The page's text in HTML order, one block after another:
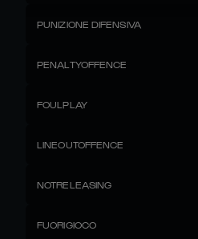
PUNIZIONE DIFENSIVA
PENALTYOFFENCE
FOULPLAY
LINEOUTOFFENCE
NOTRELEASING
FUORIGIOCO